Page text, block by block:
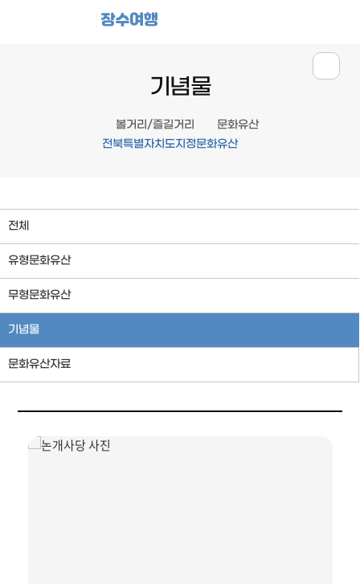
장수여행
기념물
볼거리/즐길거리
문화유산
전북특별자치도지정문화유산
전체
유형문화유산
무형문화유산
기념물
문화유산자료